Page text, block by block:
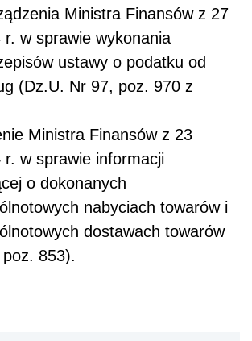
Ministra Finansów z 27
r. w sprawie wykonania
ustawy o podatku od
(Dz.U. Nr 97, poz. 970 z
Ministra Finansów z 23
r. w sprawie informacji
o dokonanych
nabyciach towarów i
dostawach towarów
853).